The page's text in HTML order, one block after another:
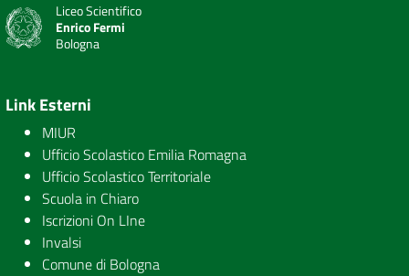
Liceo Scientifico
Enrico Fermi
Bologna
Link Esterni
MIUR
Ufficio Scolastico Emilia Romagna
Ufficio Scolastico Territoriale
Scuola in Chiaro
Iscrizioni On LIne
Invalsi
Comune di Bologna